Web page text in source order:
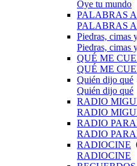
Oye tu mundo
PALABRAS
PALABRAS
Piedras, cimas
Piedras, cimas
QUÉ ME
QUÉ ME
Quién dijo qué
Quién dijo qué
RADIO
RADIO
RADIO
RADIO
RADIOCINE
RADIOCINE